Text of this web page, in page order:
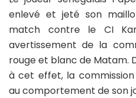
enlevé et jeté son
match contre le CI
avertissement de la
rouge et blanc de Matam.
à cet effet, la
au comportement de son